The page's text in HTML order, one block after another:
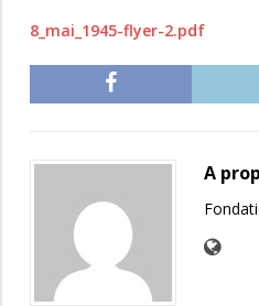
8_mai_1945-flyer-2.pdf
A